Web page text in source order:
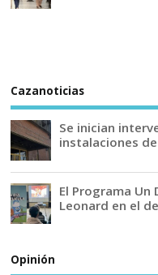
Cazanoticias
Se inician
instalaciones
El Programa Un
Leonard en el
Opinión